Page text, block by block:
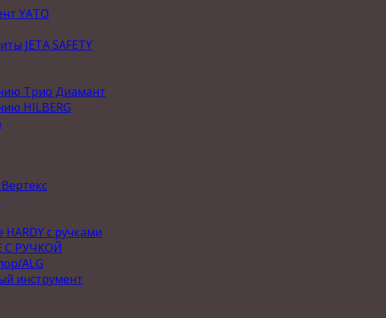
YATO
JETA SAFETY
Трио Диамант
HILBERG
с ручками
С РУЧКОЙ
ALG
инструмент